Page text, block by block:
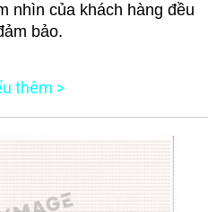
nhìn của khách hàng đều
bảo.
thêm >